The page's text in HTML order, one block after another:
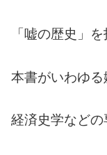
「嘘の歴史」を
本書がいわゆる
経済史学などの